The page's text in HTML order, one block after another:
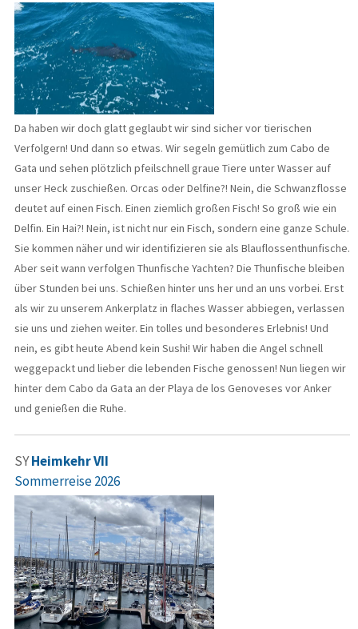
Da haben wir doch glatt geglaubt wir sind sicher vor tierischen
Verfolgern! Und dann so etwas. Wir segeln gemütlich zum Cabo de
Gata und sehen plötzlich pfeilschnell graue Tiere unter Wasser auf
unser Heck zuschießen. Orcas oder Delfine?! Nein, die Schwanzflosse
deutet auf einen Fisch. Einen ziemlich großen Fisch! So groß wie ein
Delfin. Ein Hai?! Nein, ist nicht nur ein Fisch, sondern eine ganze Schule.
Sie kommen näher und wir identifizieren sie als Blauflossenthunfische.
Aber seit wann verfolgen Thunfische Yachten? Die Thunfische bleiben
über Stunden bei uns. Schießen hinter uns her und an uns vorbei. Erst
als wir zu unserem Ankerplatz in flaches Wasser abbiegen, verlassen
sie uns und ziehen weiter. Ein tolles und besonderes Erlebnis! Und
nein, es gibt heute Abend kein Sushi! Wir haben die Angel schnell
weggepackt und lieber die lebenden Fische genossen! Nun liegen wir
hinter dem Cabo da Gata an der Playa de los Genoveses vor Anker
und genießen die Ruhe.
SYHeimkehr VII
Sommerreise 2026